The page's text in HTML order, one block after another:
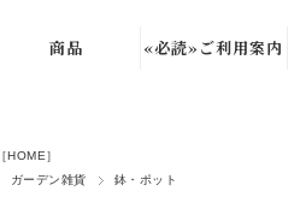
商品
ロック
«必読»ご利用案内
［HOME］
ガーデン雑貨
鉢・ポット